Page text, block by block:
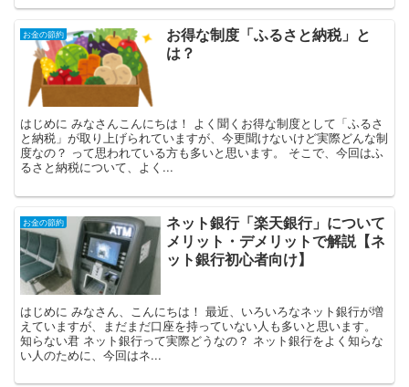
お金の節約
お得な制度「ふるさと納税」と
は？
はじめに みなさんこんにちは！ よく聞くお得な制度として「ふるさ
と納税」が取り上げられていますが、今更聞けないけど実際どんな制
度なの？ って思われている方も多いと思います。 そこで、今回はふ
るさと納税について、よく...
お金の節約
ネット銀行「楽天銀行」について
メリット・デメリットで解説【ネ
ット銀行初心者向け】
はじめに みなさん、こんにちは！ 最近、いろいろなネット銀行が増
えていますが、まだまだ口座を持っていない人も多いと思います。
知らない君 ネット銀行って実際どうなの？ ネット銀行をよく知らな
い人のために、今回はネ...